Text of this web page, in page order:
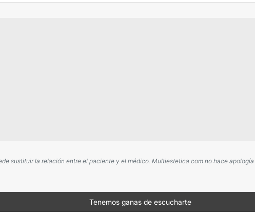
sustituir la relación entre el paciente y el médico. Multiestetica.com no hace
Tenemos ganas de escucharte